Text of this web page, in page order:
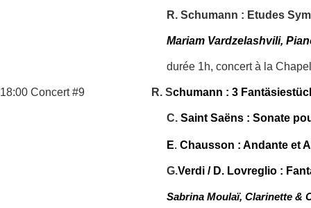
R. Schumann : Etudes
Mariam Vardzelashvili,
durée 1h, concert à la
18:00 Concert #9 R. Schumann : 3
C. Saint Saëns : Sonate
E. Chausson : Andante et
G.Verdi / D. Lovreglio :
Sabrina Moulaï, Clarinette &